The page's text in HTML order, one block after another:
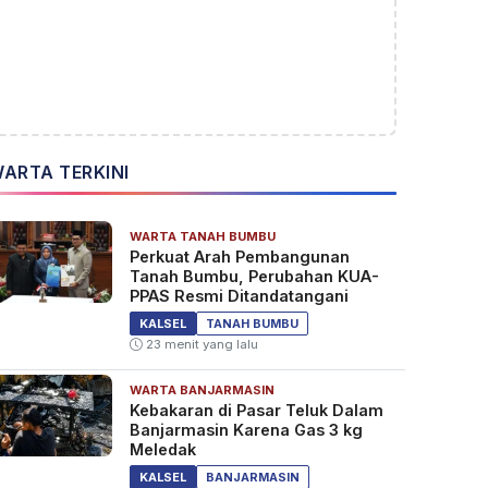
TERKINI
WARTA TANAH BUMBU
Perkuat Arah Pembangunan
Tanah Bumbu, Perubahan KUA-
PPAS Resmi Ditandatangani
KALSEL
TANAH BUMBU
23 menit yang lalu
WARTA BANJARMASIN
Kebakaran di Pasar Teluk Dalam
Banjarmasin Karena Gas 3 kg
Meledak
KALSEL BANJARMASIN